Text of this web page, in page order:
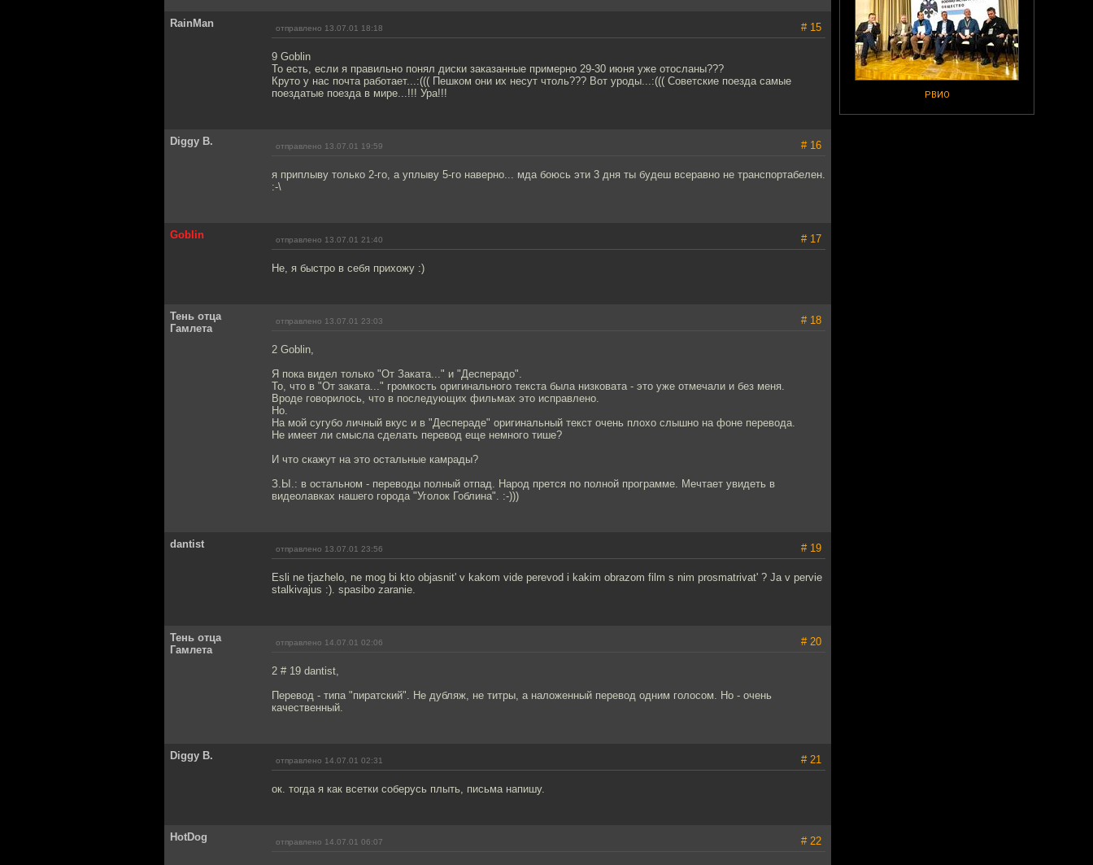
РВИО
RainMan отправлено 13.07.01 18:18 # 15
9 Goblin
То есть, если я правильно понял диски заказанные примерно 29-30 июня уже отосланы???
Круто у нас почта работает...:((( Пешком они их несут чтоль??? Вот уроды...:((( Советские поезда самые
поездатые поезда в мире...!!! Ура!!!
Diggy B. отправлено 13.07.01 19:59 # 16
я приплыву только 2-го, а уплыву 5-го наверно... мда боюсь эти 3 дня ты будеш всеравно не транспортабелен.
:-\
Goblin отправлено 13.07.01 21:40 # 17
Не, я быстро в себя прихожу :)
Тень отца
Гамлета
отправлено 13.07.01 23:03 # 18
2 Goblin,
Я пока видел только "От Заката..." и "Десперадо".
То, что в "От заката..." громкость оригинального текста была низковата - это уже отмечали и без меня.
Вроде говорилось, что в последующих фильмах это исправлено.
Но.
На мой сугубо личный вкус и в "Деспераде" оригинальный текст очень плохо слышно на фоне перевода.
Не имеет ли смысла сделать перевод еще немного тише?
И что скажут на это остальные камрады?
З.Ы.: в остальном - переводы полный отпад. Народ прется по полной программе. Мечтает увидеть в
видеолавках нашего города "Уголок Гоблина". :-)))
dantist отправлено 13.07.01 23:56 # 19
Esli ne tjazhelo, ne mog bi kto objasnit' v kakom vide perevod i kakim obrazom film s nim prosmatrivat' ? Ja v pervie
stalkivajus :). spasibo zaranie.
Тень отца
Гамлета
отправлено 14.07.01 02:06 # 20
2 # 19 dantist,
Перевод - типа "пиратский". Не дубляж, не титры, а наложенный перевод одним голосом. Но - очень
качественный.
Diggy B. отправлено 14.07.01 02:31 # 21
ок. тогда я как всетки соберусь плыть, письма напишу.
HotDog отправлено 14.07.01 06:07 # 22